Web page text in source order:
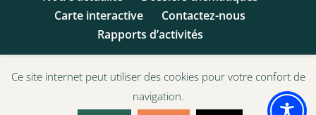
Carte interactive
Contactez-nous
Rapports d’activités
© 1993 - 2017 Ligue des Droits de l'Enfant | Site
Ce site internet peut utiliser des cookies pour votre confort de
navigation.